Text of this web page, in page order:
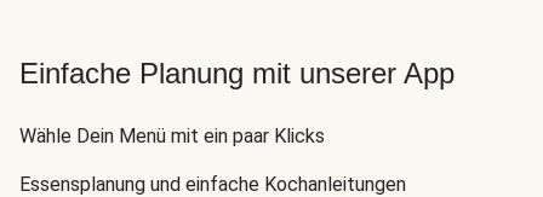
Einfache Planung mit unserer App
Wähle Dein Menü mit ein paar Klicks
Essensplanung und einfache Kochanleitungen